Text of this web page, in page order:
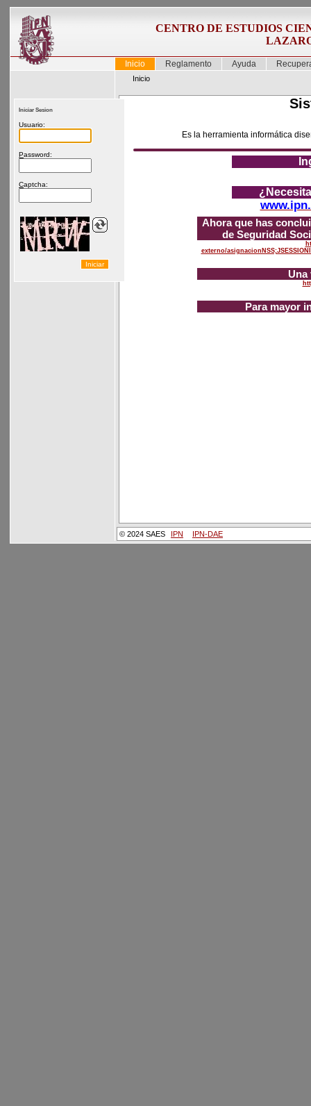
CENTRO DE ESTUDIOS
Inicio Reglamento Ayuda
Inicio
Es la herramienta informática
Ahora que has
de Seguridad
externo/
Una
Para mayor
Iniciar Sesion
Usuario:
Password:
Captcha:
© 2024 SAES IPN IPN-DAE